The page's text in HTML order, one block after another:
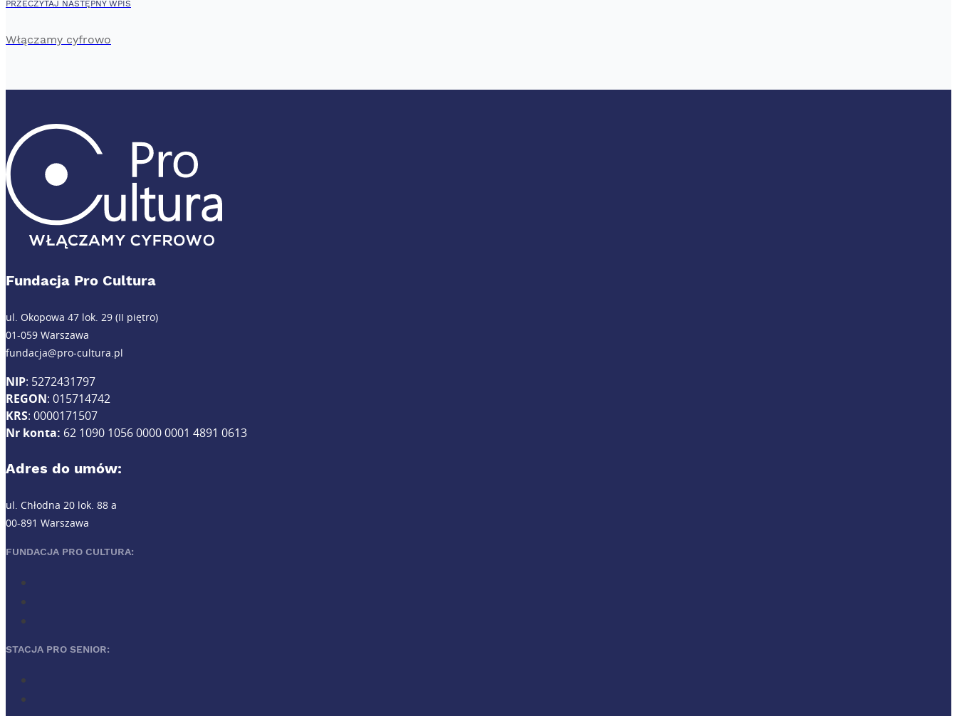
PRZECZYTAJ NASTĘPNY WPIS
Włączamy cyfrowo
Fundacja Pro Cultura
ul. Okopowa 47 lok. 29 (II piętro)
01-059 Warszawa
fundacja@pro-cultura.pl
NIP: 5272431797
REGON: 015714742
KRS: 0000171507
Nr konta: 62 1090 1056 0000 0001 4891 0613
Adres do umów:
ul. Chłodna 20 lok. 88 a
00-891 Warszawa
FUNDACJA PRO CULTURA:
STACJA PRO SENIOR: